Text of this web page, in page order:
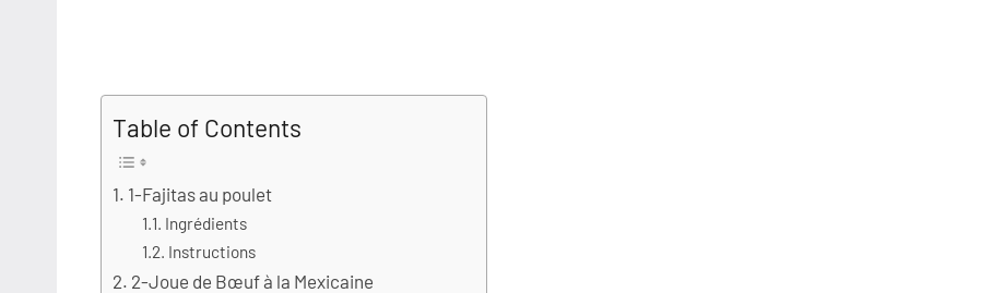
Table of Contents
1-Fajitas au poulet
Ingrédients
Instructions
2-Joue de Bœuf à la Mexicaine